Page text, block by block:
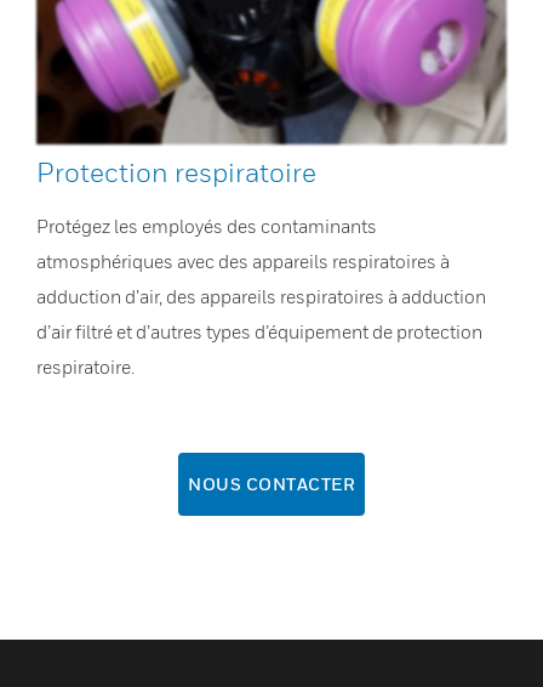
Protection respiratoire
Protégez les employés des contaminants
atmosphériques avec des appareils respiratoires à
adduction d’air, des appareils respiratoires à adduction
d’air filtré et d’autres types d’équipement de protection
respiratoire.
NOUS CONTACTER